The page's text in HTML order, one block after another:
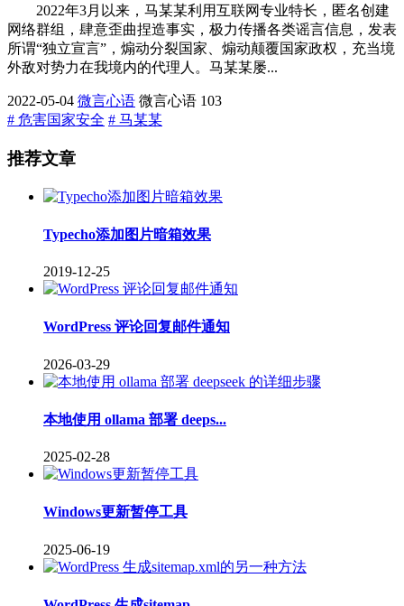
2022年3月以来，马某某利用互联网专业特长，匿名创建
网络群组，肆意歪曲捏造事实，极力传播各类谣言信息，发表
所谓“独立宣言”，煽动分裂国家、煽动颠覆国家政权，充当境
外敌对势力在我境内的代理人。马某某屡...
2022-05-04 微言心语 微言心语 103
# 危害国家安全 # 马某某
推荐文章
Typecho添加图片暗箱效果
2019-12-25
WordPress 评论回复邮件通知
2026-03-29
本地使用 ollama 部署 deeps...
2025-02-28
Windows更新暂停工具
2025-06-19